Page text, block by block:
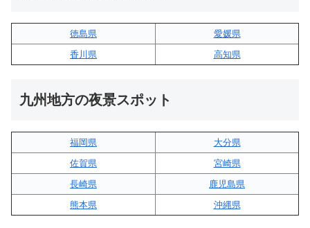
徳島県
愛媛県
香川県
高知県
九州地方の夜景スポット
福岡県
大分県
佐賀県
宮崎県
長崎県
鹿児島県
熊本県
沖縄県